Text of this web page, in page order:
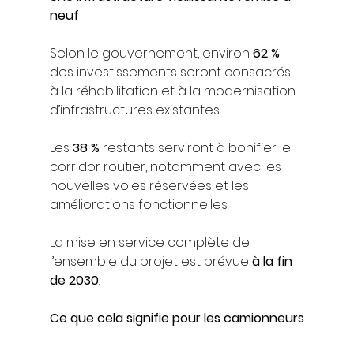
neuf
Selon le gouvernement, environ 62 %
des investissements seront consacrés
à la réhabilitation et à la modernisation
d’infrastructures existantes.
Les 38 % restants serviront à bonifier le
corridor routier, notamment avec les
nouvelles voies réservées et les
améliorations fonctionnelles.
La mise en service complète de
l’ensemble du projet est prévue à la fin
de 2030.
Ce que cela signifie pour les camionneurs